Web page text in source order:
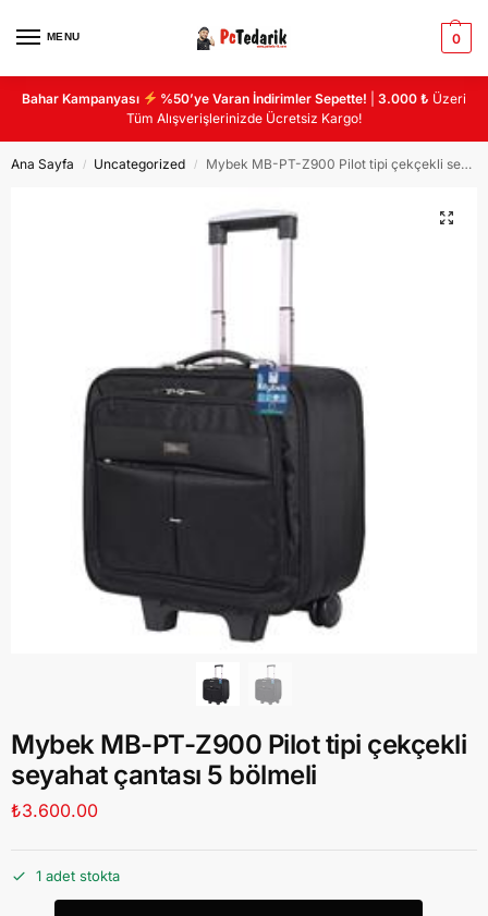
MENU 0
Bahar Kampanyası %50’ye Varan İndirimler Sepette! |3.000 ₺ Üzeri
Tüm Alışverişlerinizde Ücretsiz Kargo!
Ana Sayfa / Uncategorized / Mybek MB-PT-Z900 Pilot tipi çekçekli seyahat çantası 5 bölmeli
Mybek MB-PT-Z900 Pilot tipi çekçekli
seyahat çantası 5 bölmeli
₺3.600.00
1 adet stokta